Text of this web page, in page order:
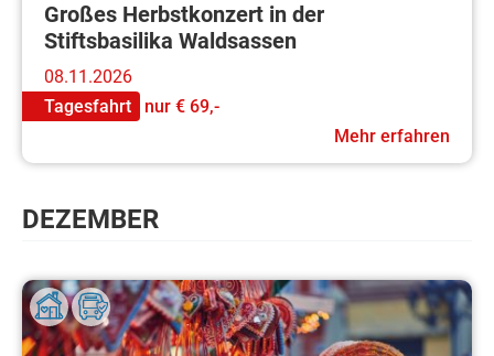
Großes Herbstkonzert in der
Stiftsbasilika Waldsassen
08.11.2026
Tagesfahrt
nur € 69,-
Mehr erfahren
DEZEMBER